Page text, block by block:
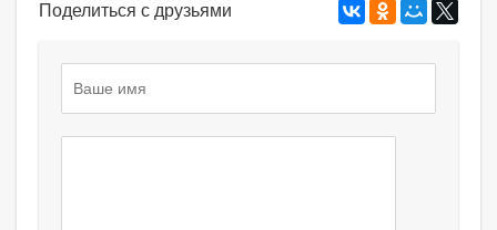
Поделиться с друзьями